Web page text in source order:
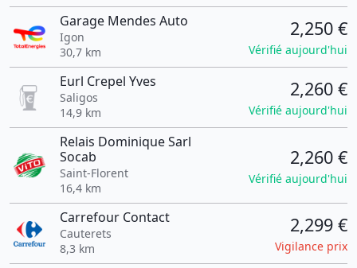
Garage Mendes Auto
Igon
30,7 km
2,250 €
Vérifié aujourd'hui
Eurl Crepel Yves
Saligos
14,9 km
2,260 €
Vérifié aujourd'hui
Relais Dominique Sarl
Socab
Saint-Florent
16,4 km
2,260 €
Vérifié aujourd'hui
Carrefour Contact
Cauterets
8,3 km
2,299 €
Vigilance prix